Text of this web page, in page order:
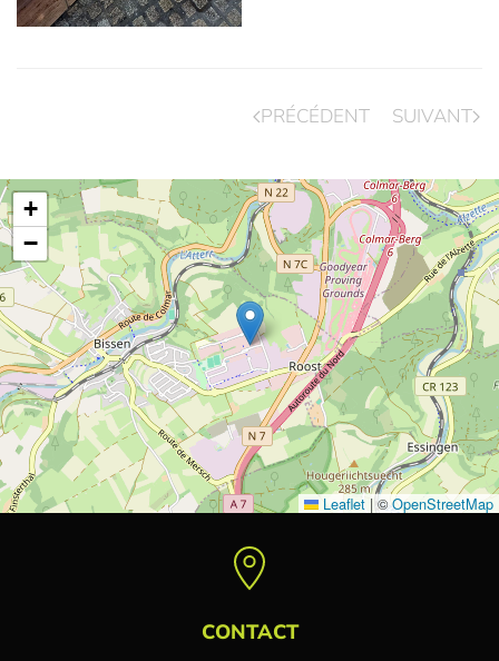
PRÉCÉDENT SUIVANT
+
−
Leaflet | ©OpenStreetMap
CONTACT